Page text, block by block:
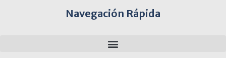
Navegación Rápida